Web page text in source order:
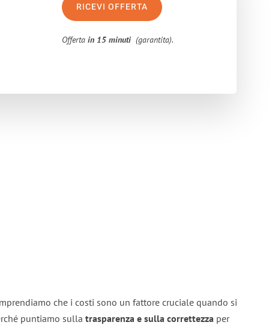
RICEVI OFFERTA
Offertain 15 minuti (garantita).
che i costi sono un fattore cruciale quando si
puntiamo sulla trasparenza e sulla correttezza per